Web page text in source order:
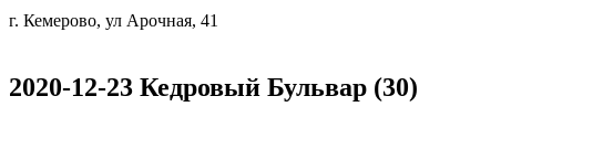
г. Кемерово, ул Арочная, 41
2020-12-23 Кедровый Бульвар (30)